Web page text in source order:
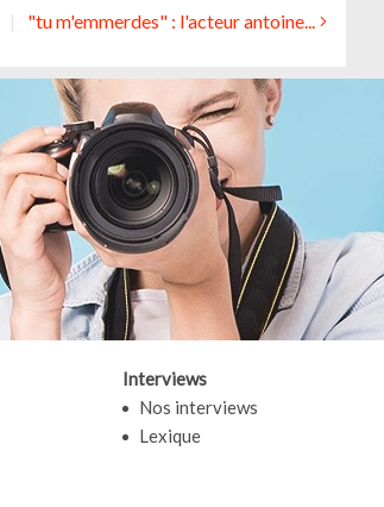
"tu m'emmerdes" : l'acteur antoine...
Interviews
Nos interviews
Lexique